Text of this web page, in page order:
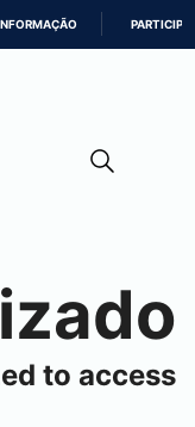
PARTICIPE
to access